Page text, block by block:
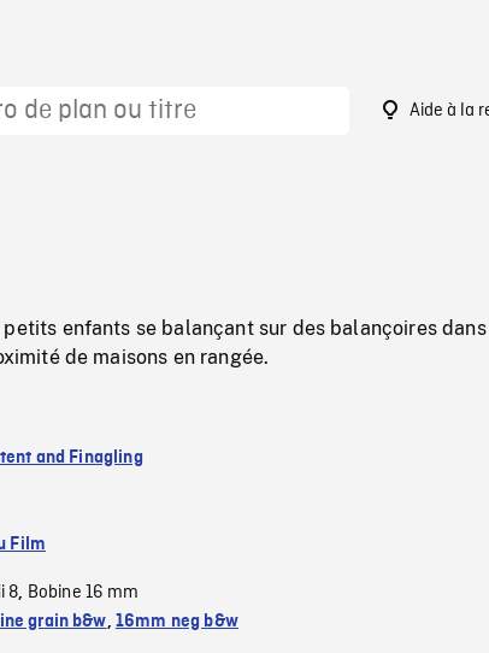
Aide à la
enfants se balançant sur des balançoires dans
de maisons en rangée.
and Finagling
Film
8, Bobine 16 mm
grain b&w, 16mm neg b&w